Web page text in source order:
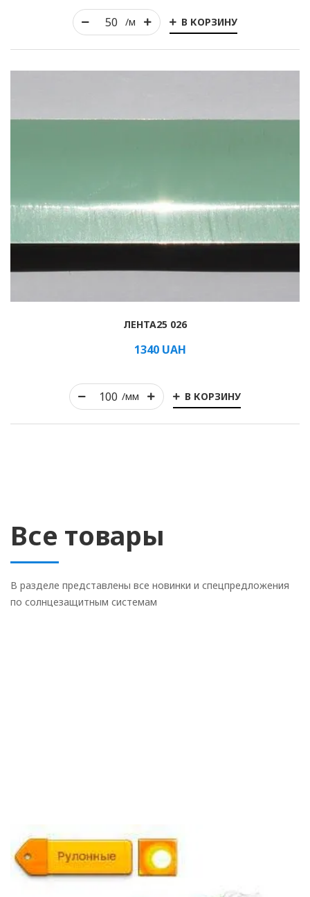
/м В КОРЗИНУ
/мм В КОРЗИНУ
ЛЕНТА25 026
1340UAH
Все товары
В разделе представлены все новинки и спецпредложения
по солнцезащитным системам